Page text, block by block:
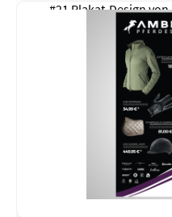
#21 Plakat-Design von